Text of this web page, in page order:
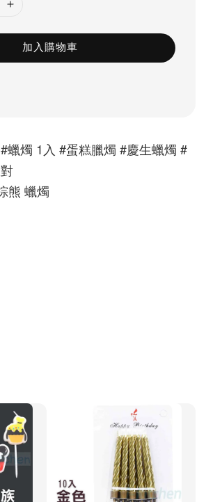
加入購物車
蠟燭 1入 #蛋糕臘燭 #慶生蠟燭 #
熊 蠟燭